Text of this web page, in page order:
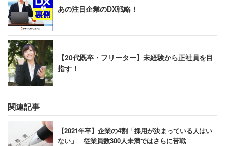
あの注目企業のDX戦略！
【20代既卒・フリーター】未経験から正社員を目
指す！
関連記事
【2021年卒】企業の4割「採用が決まっている人はい
ない」 従業員数300人未満ではさらに苦戦